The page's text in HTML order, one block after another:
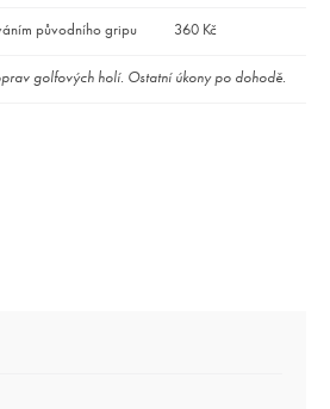
původního gripu 360 Kč
golfových holí. Ostatní úkony po dohodě.